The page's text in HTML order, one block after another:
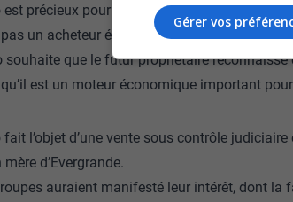
précieux pour bien des personnes de la
un acheteur étranger.
souhaite que le futur propriétaire
est un moteur économique important
l’objet d’une vente sous contrôle
d’Evergrande.
auraient manifesté leur intérêt, dont la
Gérer vos